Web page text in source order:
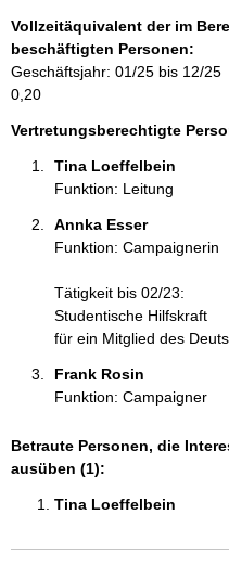
t
i
o
n
e
Vollzeitäquivalent der im
beschäftigten Personen:
Geschäftsjahr: 01/25 bis 12/25
0,20
Vertretungsberechtigte
Tina Loeffelbein
Funktion: Leitung
Annka Esser
Funktion: Campaignerin
Tätigkeit bis 02/23:
Studentische Hilfskraft
für ein Mitglied des
Frank Rosin
Funktion: Campaigner
Betraute Personen, die
ausüben (1):
Tina Loeffelbein